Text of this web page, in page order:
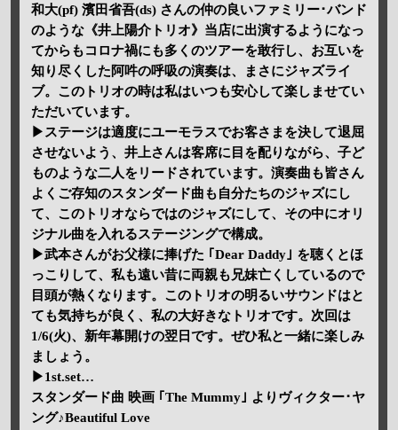
和大(pf) 濱田省吾(ds) さんの仲の良いファミリー･バンド
のような《井上陽介トリオ》当店に出演するようになっ
てからもコロナ禍にも多くのツアーを敢行し、お互いを
知り尽くした阿吽の呼吸の演奏は、まさにジャズライ
ブ。このトリオの時は私はいつも安心して楽しませてい
ただいています。
▶ステージは適度にユーモラスでお客さまを決して退屈
させないよう、井上さんは客席に目を配りながら、子ど
ものような二人をリードされています。演奏曲も皆さん
よくご存知のスタンダード曲も自分たちのジャズにし
て、このトリオならではのジャズにして、その中にオリ
ジナル曲を入れるステージングで構成。
▶武本さんがお父様に捧げた ｢Dear Daddy｣ を聴くとほ
っこりして、私も遠い昔に両親も兄妹亡くしているので
目頭が熱くなります。このトリオの明るいサウンドはと
ても気持ちが良く、私の大好きなトリオです。次回は
1/6(火)、新年幕開けの翌日です。ぜひ私と一緒に楽しみ
ましょう。
▶1st.set…
スタンダード曲 映画 ｢The Mummy｣ よりヴィクター･ヤ
ング♪Beautiful Love